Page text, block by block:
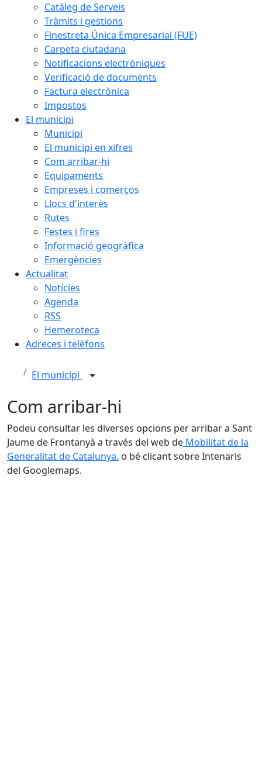
Catàleg de Serveis
Tràmits i gestions
Finestreta Única Empresarial (FUE)
Carpeta ciutadana
Notificacions electròniques
Verificació de documents
Factura electrònica
Impostos
El municipi
Municipi
El municipi en xifres
Com arribar-hi
Equipaments
Empreses i comerços
Llocs d'interès
Rutes
Festes i fires
Informació geogràfica
Emergències
Actualitat
Notícies
Agenda
RSS
Hemeroteca
Adreces i telèfons
El municipi
Com arribar-hi
Podeu consultar les diverses opcions per arribar a Sant
Jaume de Frontanyà a través del web de Mobilitat de la
Generalitat de Catalunya. o bé clicant sobre Intenaris
del Googlemaps.